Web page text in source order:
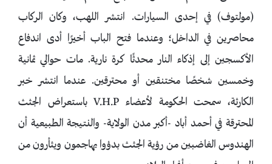
(مولتوف) في إحدى السيارات. انتشر اللهب، وكان الركاب
محاصرين في الداخل؛ وعندما فتح الباب أخيرًا أدى اندفاع
الأكسجين إلى إذكاء النار محدثًا كرة نارية. مات حوالي ثمانية
وخمسين شخصًا مختنقين أو محترقين. عندما انتشر خبر
الكارثة، سمحت الحكومة لأعضاء V.H.P باستعراض الجثث
المحترقة في أحمد أباد -أكبر مدن الولاية- والنتيجة الطبيعية أن
الهندوس الغاضبين من رؤية الجثث بدؤوا يهاجمون ويثأرون من